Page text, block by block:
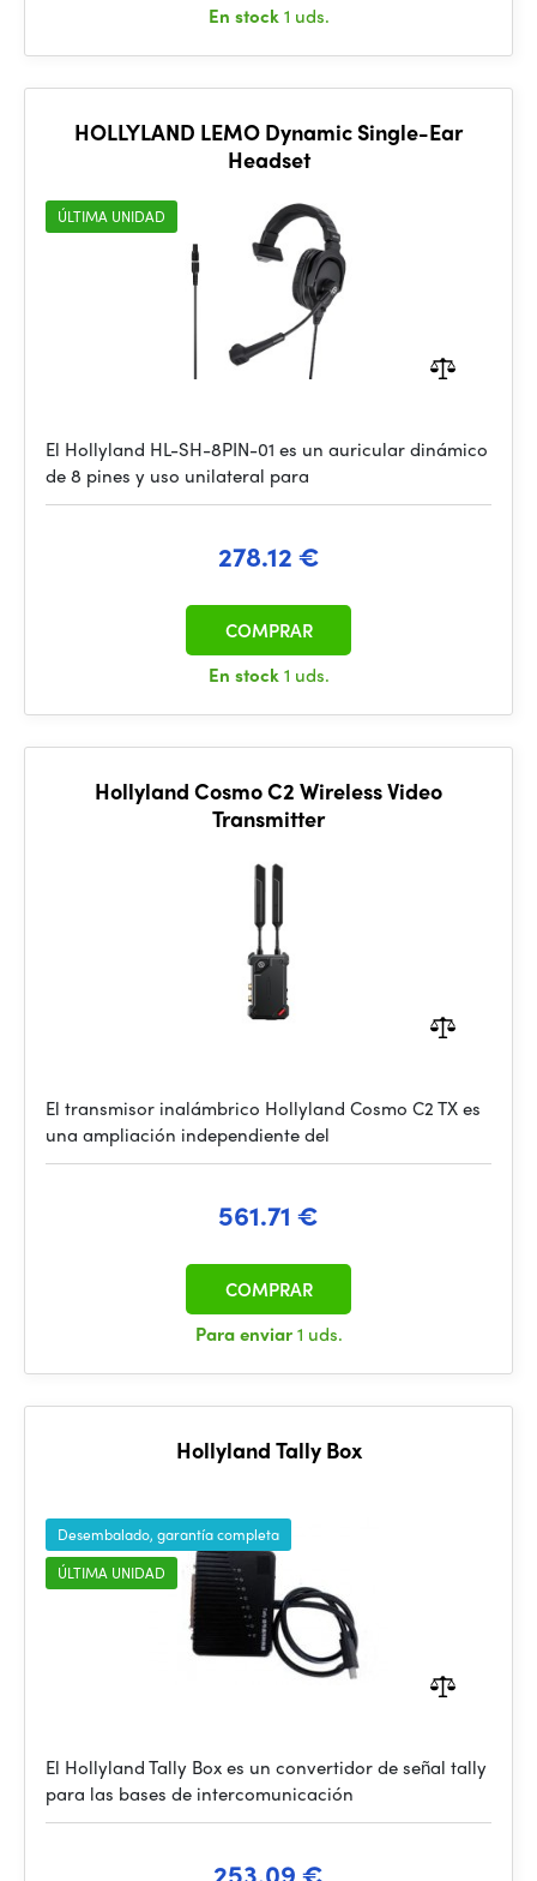
En stock1 uds.
HOLLYLAND LEMO Dynamic Single-Ear
Headset
ÚLTIMA UNIDAD
El Hollyland HL-SH-8PIN-01 es un auricular dinámico
de 8 pines y uso unilateral para
278.12 €
En stock1 uds.
COMPRAR
Hollyland Cosmo C2 Wireless Video
Transmitter
El transmisor inalámbrico Hollyland Cosmo C2 TX es
una ampliación independiente del
561.71 €
Para enviar1 uds.
COMPRAR
Hollyland Tally Box
Desembalado, garantía completa
ÚLTIMA UNIDAD
El Hollyland Tally Box es un convertidor de señal tally
para las bases de intercomunicación
253.09 €